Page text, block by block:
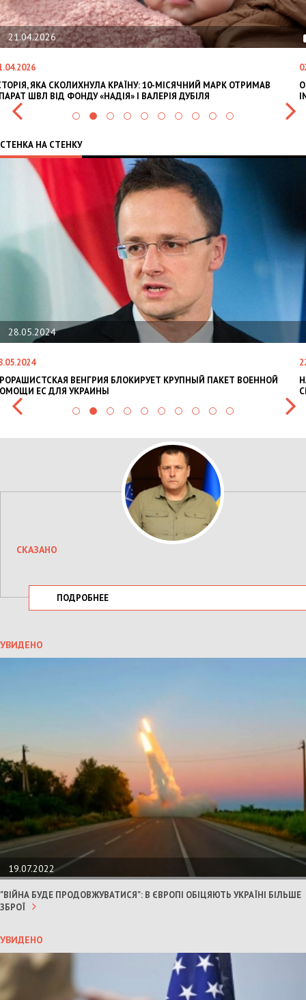
21.04.2026
ЯКА СКОЛИХНУЛА КРАЇНУ: 10-МІСЯЧНИЙ МАРК ОТРИМАВ
ШВЛ ВІД ФОНДУ «НАДІЯ» І ВАЛЕРІЯ ДУБІЛЯ
СТЕНКА НА СТЕНКУ
28.05.2024
ВЕНГРИЯ БЛОКИРУЕТ КРУПНЫЙ ПАКЕТ ВОЕННОЙ
ЕС ДЛЯ УКРАИНЫ
СКАЗАНО
ПОДРОБНЕЕ
УВИДЕНО
19.07.2022
"ВІЙНА БУДЕ ПРОДОВЖУВАТИСЯ": В ЄВРОПІ ОБІЦЯЮТЬ УКРАЇНІ БІЛЬШЕ
ЗБРОЇ
УВИДЕНО